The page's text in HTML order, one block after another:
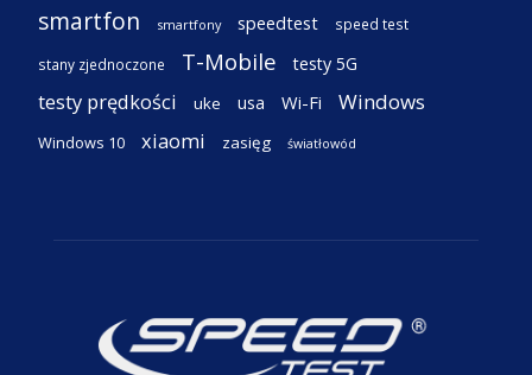
smartfon smartfony speedtest speed test
stany zjednoczone T-Mobile testy 5G
testy prędkości uke usa Wi-Fi Windows
Windows 10 xiaomi zasięg światłowód